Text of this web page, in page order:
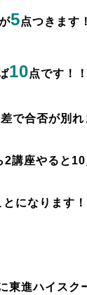
5点つきます！
10点です！！
で合否が別れ
2講座やると
になります！
東進ハイスク